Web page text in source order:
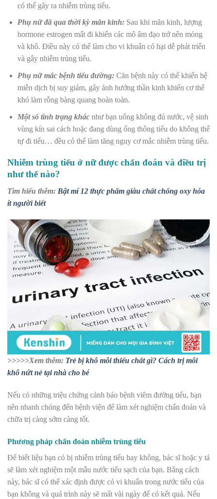
có thể gây ra nhiễm trùng tiểu.
Phụ nữ đã qua thời kỳ mãn kinh:Sau khi mãn kinh, lượng
hormone estrogen mất đi khiến các mô âm đạo trở nên mỏng
và khô. Điều này có thể làm cho vi khuẩn có hại dễ phát triển
và gây nhiễm trùng tiểu.
Phụ nữ mắc bệnh tiểu đường:Căn bệnh này có thể khiến hệ
miễn dịch bị suy giảm, gây ảnh hưởng thần kinh khiến cơ thể
khó làm rỗng bàng quang hoàn toàn.
Một số tình trạng khácnhư bạn uống không đủ nước, vệ sinh
vùng kín sai cách hoặc đang dùng ống thông tiểu do không thể
tự đi tiểu… đều có thể làm tăng nguy cơ mắc nhiễm trùng tiểu.
Nhiễm trùng tiểu ở nữ được chẩn đoán và điều trị
như thế nào?
Tìm hiểu thêm: Bật mí 12 thực phẩm giàu chất chống oxy hóa
ít người biết
>>>>>Xem thêm: Trẻ bị khô môi thiếu chất gì? Cách trị môi
khô nứt nẻ tại nhà cho bé
Nếu có những triệu chứng cảnh báo bệnh viêm đường tiểu, bạn
nên nhanh chóng đến bệnh viện để làm xét nghiệm chẩn đoán và
chữa trị càng sớm càng tốt.
Phương pháp chẩn đoán nhiễm trùng tiểu
Để biết liệu bạn có bị nhiễm trùng tiểu hay không, bác sĩ hoặc y tá
sẽ làm xét nghiệm một mẫu nước tiểu sạch của bạn. Bằng cách
này, bác sĩ có thể xác định được có vi khuẩn trong nước tiểu của
bạn không và quá trình này sẽ mất vài ngày để có kết quả. Nếu